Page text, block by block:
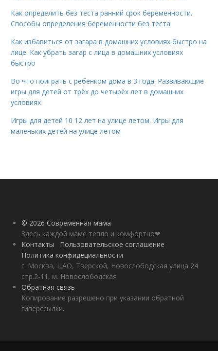
Как определить без теста ранний срок беременности.
Способы определения беременности без теста
Как избавиться от загара в домашних условиях быстро на
лице. Как убрать загар с лица в домашних условиях
быстро
Во что поиграть с ребенком дома в 3 года. Развивающие
игры для детей от трёх до четырёх лет в домашних
условиях
Игры для детей 10 12 лет на улице летом. Игры для
маленьких детей на улице летом
© 2026 Современная мама
Здесь каждой маме тепло и комфортно❤
Контакты
Пользовательское соглашение
Политика конфидециальности
г. Москва, ЦАО, Тверской, Новослободская улица 24
стр.2-11, м. Новослободская
Обратная связь
Копирование разрешено при указании обратной
гиперссылки.